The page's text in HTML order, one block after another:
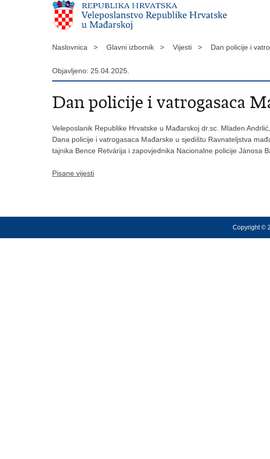
Naslovnica > Glavni izbornik > Vijesti > Dan policije i
Objavljeno: 25.04.2025.
Dan policije i vatrogasaca
Veleposlanik Republike Hrvatske u Mađarskoj dr.sc. Mladen
Dana policije i vatrogasaca Mađarske u sjedištu Ravnateljstva
tajnika Bence Retvárija i zapovjednika Nacionalne policije Jánosa
Pisane vijesti
Copyright ©